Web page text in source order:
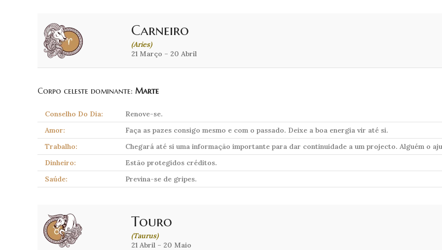
Carneiro
(Aries)
21 Março – 20 Abril
Corpo celeste dominante: Marte
Conselho Do Dia:
Renove-se.
Amor:
Faça as pazes consigo mesmo e com o passado. Deixe a boa energia vir até si.
Trabalho:
Chegará até si uma informação importante para dar continuidade a um projecto. Alguém o
Dinheiro:
Estão protegidos créditos.
Saúde:
Previna-se de gripes.
Touro
(Taurus)
21 Abril – 20 Maio